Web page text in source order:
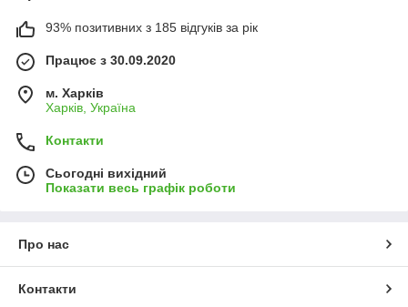
93% позитивних з 185 відгуків за рік
Працює з 30.09.2020
м. Харків
Харків, Україна
Контакти
Сьогодні вихідний
Показати весь графік роботи
Про нас
Контакти